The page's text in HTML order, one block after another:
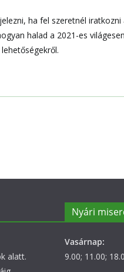
ha fel szeretnél iratkozni
halad a 2021-es
alatt.
Nyári
Vasárnap:
9.00; 11.00;